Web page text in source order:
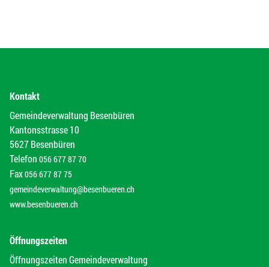
Kontakt
Gemeindeverwaltung Besenbüren
Kantonsstrasse 10
5627 Besenbüren
Telefon 056 677 87 70
Fax056 677 87 75
gemeindeverwaltung@besenbueren.ch
www.besenbueren.ch
Öffnungszeiten
Öffnungszeiten Gemeindeverwaltung